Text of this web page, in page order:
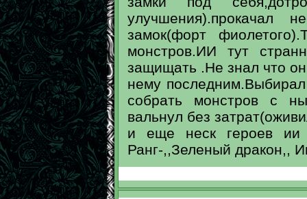
улучшения).прокачал
замок(форт
монстров.ИИ тут
защищать .Не знал что
нему
собрать монстров с
вальнул без
и еще неск героев ии
Ранг-,,Зеленый дракон,,